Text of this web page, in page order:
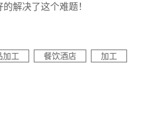
解决了这个难题！
加工 餐饮酒店
加工